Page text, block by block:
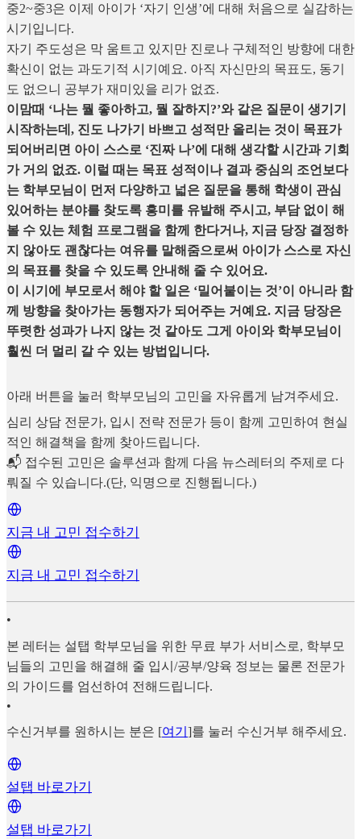
중2~중3은 이제 아이가 ‘자기 인생’에 대해 처음으로 실감하는
시기입니다.
자기 주도성은 막 움트고 있지만 진로나 구체적인 방향에 대한
확신이 없는 과도기적 시기예요. 아직 자신만의 목표도, 동기
도 없으니 공부가 재미있을 리가 없죠.
이맘때 ‘나는 뭘 좋아하고, 뭘 잘하지?’와 같은 질문이 생기기
시작하는데, 진도 나가기 바쁘고 성적만 올리는 것이 목표가
되어버리면 아이 스스로 ‘진짜 나’에 대해 생각할 시간과 기회
가 거의 없죠. 이럴 때는 목표 성적이나 결과 중심의 조언보다
는 학부모님이 먼저 다양하고 넓은 질문을 통해 학생이 관심
있어하는 분야를 찾도록 흥미를 유발해 주시고, 부담 없이 해
볼 수 있는 체험 프로그램을 함께 한다거나, 지금 당장 결정하
지 않아도 괜찮다는 여유를 말해줌으로써 아이가 스스로 자신
의 목표를 찾을 수 있도록 안내해 줄 수 있어요.
이 시기에 부모로서 해야 할 일은 ‘밀어붙이는 것’이 아니라 함
께 방향을 찾아가는 동행자가 되어주는 거예요. 지금 당장은
뚜렷한 성과가 나지 않는 것 같아도 그게 아이와 학부모님이
훨씬 더 멀리 갈 수 있는 방법입니다.
아래 버튼을 눌러 학부모님의 고민을 자유롭게 남겨주세요.
심리 상담 전문가, 입시 전략 전문가 등이 함께 고민하여 현실
적인 해결책을 함께 찾아드립니다.
📬 접수된 고민은 솔루션과 함께 다음 뉴스레터의 주제로 다
뤄질 수 있습니다.(단, 익명으로 진행됩니다.)
지금 내 고민 접수하기
지금 내 고민 접수하기
•
본 레터는 설탭 학부모님을 위한 무료 부가 서비스로, 학부모
님들의 고민을 해결해 줄 입시/공부/양육 정보는 물론 전문가
의 가이드를 엄선하여 전해드립니다.
•
수신거부를 원하시는 분은 [여기 ]를 눌러 수신거부 해주세요.
설탭 바로가기
설탭 바로가기